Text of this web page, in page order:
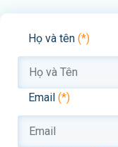
Họ và tên (*)
Email (*)